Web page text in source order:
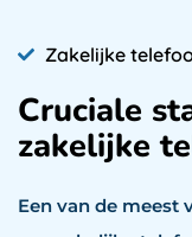
Zakelijke
Cruciale
zakelijke
Een van de meest